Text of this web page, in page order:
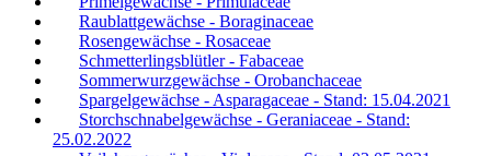
Raublattgewächse - Boraginaceae
Rosengewächse - Rosaceae
Schmetterlingsblütler - Fabaceae
Sommerwurzgewächse - Orobanchaceae
Spargelgewächse - Asparagaceae - Stand: 15.04.2021
Storchschnabelgewächse - Geraniaceae - Stand:
25.02.2022